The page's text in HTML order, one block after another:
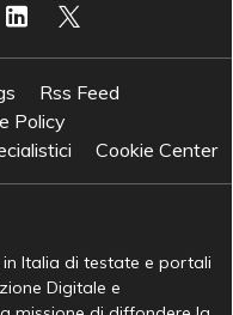
Rss Feed
Policy
Cookie Center
Italia di testate e portali
Digitale e